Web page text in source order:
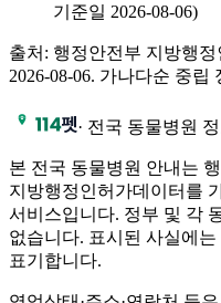
기준일 2026-08-06)
출처: 행정안전부 지방행
2026-08-06. 가나다순 중립
· 전국 동물병원 정
본 전국 동물병원 안내는
지방행정인허가데이터를
서비스입니다. 정부 및 각
없습니다. 표시된 사실에
표기합니다.